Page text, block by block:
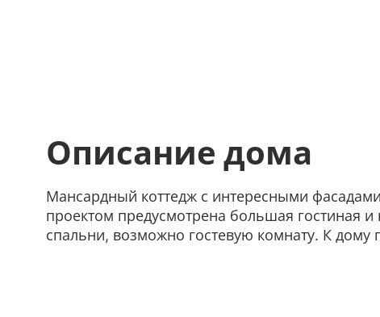
Описание дома
Мансардный коттедж с интересными
проектом предусмотрена большая гостиная
спальни, возможно гостевую комнату. К